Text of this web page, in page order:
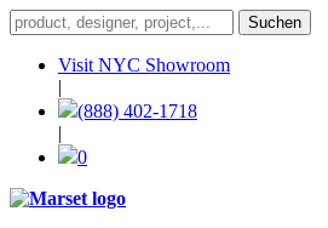
Visit NYC Showroom
|
(888) 402-1718
|
0